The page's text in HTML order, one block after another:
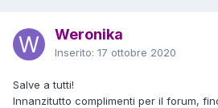
Weronika
Inserito: 17 ottobre 2020
Salve a tutti!
Innanzitutto complimenti per il forum,